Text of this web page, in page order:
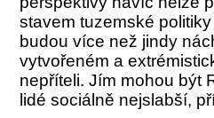
stavem tuzemské
budou více než jindy
vytvořeném a
nepříteli. Jím mohou být
lidé sociálně nejslabší,